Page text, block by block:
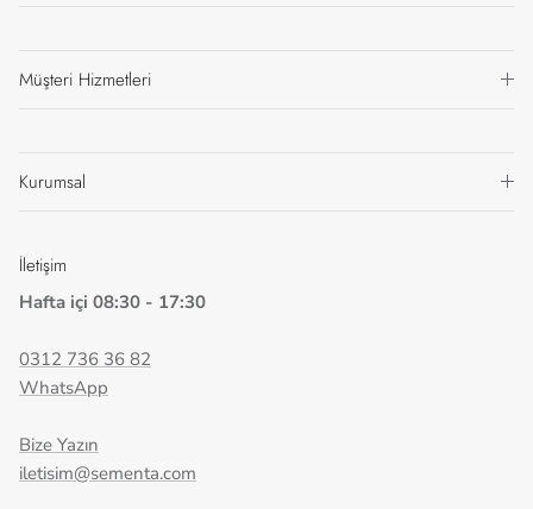
Müşteri Hizmetleri
Kurumsal
İletişim
Hafta içi 08:30 - 17:30
0312 736 36 82
WhatsApp
Bize Yazın
iletisim@sementa.com